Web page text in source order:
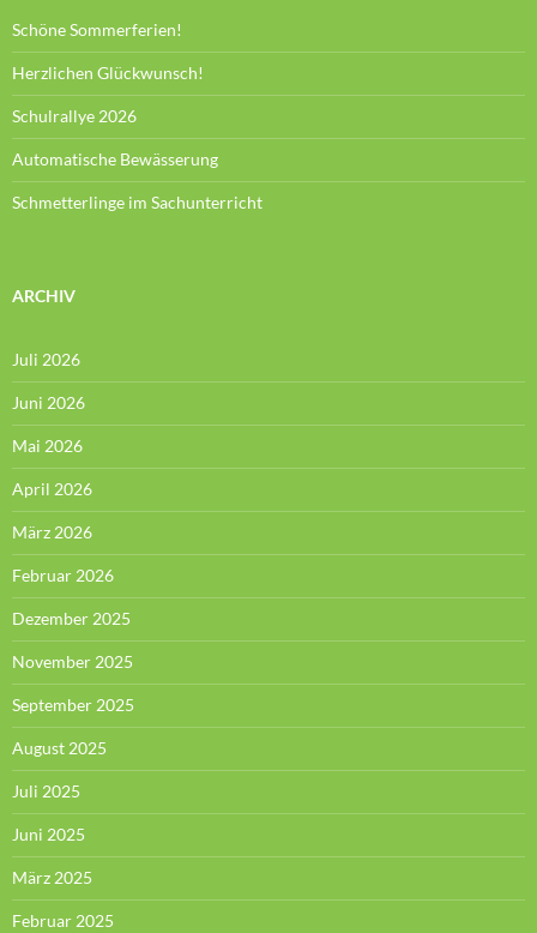
Schöne Sommerferien!
Herzlichen Glückwunsch!
Schulrallye 2026
Automatische Bewässerung
Schmetterlinge im Sachunterricht
ARCHIV
Juli 2026
Juni 2026
Mai 2026
April 2026
März 2026
Februar 2026
Dezember 2025
November 2025
September 2025
August 2025
Juli 2025
Juni 2025
März 2025
Februar 2025